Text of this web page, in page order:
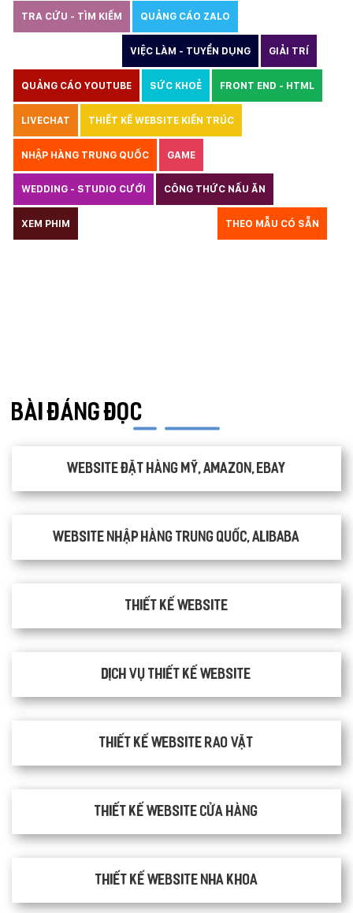
TRA CỨU - TÌM KIẾM QUẢNG CÁO ZALO
VIỆC LÀM - TUYỂN DỤNG GIẢI TRÍ
QUẢNG CÁO YOUTUBE SỨC KHOẺ FRONT END - HTML
LIVECHAT THIẾT KẾ WEBSITE KIẾN TRÚC
NHẬP HÀNG TRUNG QUỐC GAME
WEDDING - STUDIO CƯỚI CÔNG THỨC NẤU ĂN
XEM PHIM THEO MẪU CÓ SẴN
BÀI ĐÁNG ĐỌC
Website đặt hàng Mỹ, Amazon, Ebay
Website nhập hàng Trung Quốc, Alibaba
Thiết kế website
Dịch vụ thiết kế website
thiết kế website rao vặt
Thiết kế website cửa hàng
Thiết kế website nha khoa